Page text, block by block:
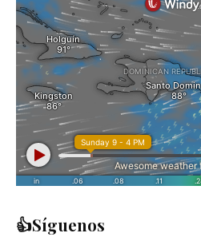
👍Síguenos